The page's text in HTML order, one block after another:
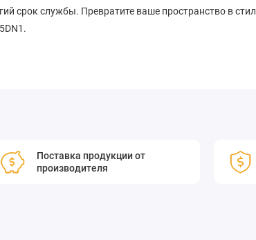
срок службы. Превратите ваше пространство в
Поставка продукции от
производителя